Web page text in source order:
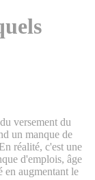
versement du
un manque de
réalité, c'est une
d'emplois, âge
en augmentant le